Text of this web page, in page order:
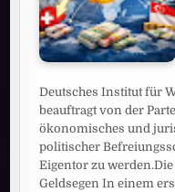
Deutsches Institut für
beauftragt von der
ökonomisches und
politischer
Eigentor zu
Geldsegen In einem